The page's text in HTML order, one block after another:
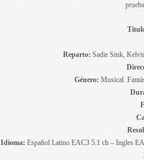
Reparto: Sadie Sink,
Género: Musical.
Idioma: Español Latino EAC3 5.1 ch – Ingles